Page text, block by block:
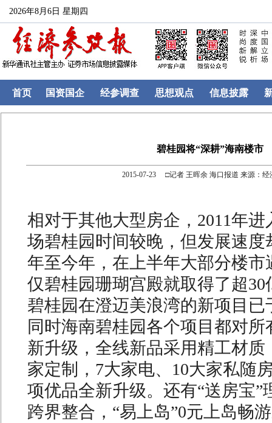
2026年8月6日 星期四
首页 国资国企 经参调查 思想观点 信息披露
碧桂园将“深耕”海南楼市
2015-07-23 □记者 王晖余 海口报道 来源：经
相对于其他大型房企，2011年
场碧桂园时间较晚，但发展速度
年至今年，在上半年大部分楼市
仅碧桂园珊瑚宫殿就取得了超
碧桂园在澄迈美浪湾的新项目已
同时海南碧桂园各个项目都对
新升级，全线新品采用精工材质
家定制，7大家电、10大家私随
项优品全新升级。还有“送房宝”
跨界整合，“易上岛”0元上岛畅